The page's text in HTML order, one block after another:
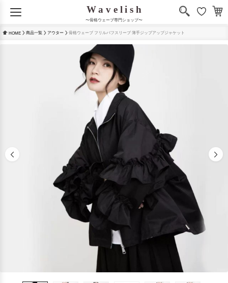
〜骨格ウェーブ専門ショップ〜
HOME 商品一覧 アウター 骨格ウェーブ フリルパフスリーブ 薄手ジップアップジャケット